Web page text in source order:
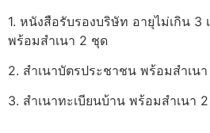
1. หนังสือรับรองบริษัท อายุไม่เกิน 3
พร้อมสำเนา 2 ชุด
2. สำเนาบัตรประชาชน พร้อมสำเน
3. สำเนาทะเบียนบ้าน พร้อมสำเนา